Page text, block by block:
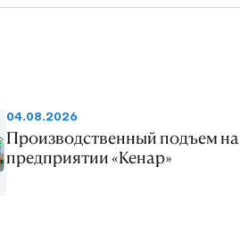
04.08.2026
Производственный подъем на
предприятии «Кенар»